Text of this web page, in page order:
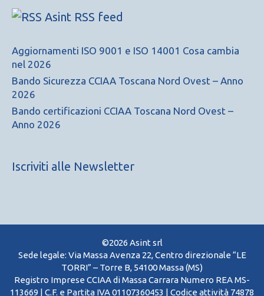
Asint RSS feed
Aggiornamenti ISO 9001 e ISO 14001 Cosa cambia
nel 2026
Bando Sicurezza CCIAA Toscana Nord Ovest – Anno
2026
Bando certificazioni CCIAA Toscana Nord Ovest –
Anno 2026
Iscriviti alle Newsletter
©2026 Asint srl
Sede legale: Via Massa Avenza 22, Centro direzionale “LE
TORRI” – Torre B, 54100 Massa (MS)
Registro Imprese CCIAA di Massa Carrara Numero REA MS-
113669 | C.F. e Partita IVA 01107360453 | Codice attività 74878